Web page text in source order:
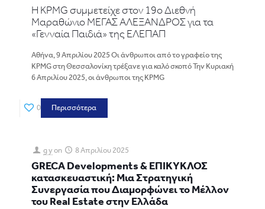
Η KPMG συμμετείχε στον 19ο Διεθνή
Μαραθώνιο ΜΕΓΑΣ ΑΛΕΞΑΝΔΡΟΣ για τα
«Γενναία Παιδιά» της ΕΛΕΠΑΠ
Αθήνα, 9 Απριλίου 2025 Οι άνθρωποι από το γραφείο της
KPMG στη Θεσσαλονίκη τρέξανε για καλό σκοπό Την Κυριακή
6 Απριλίου 2025, οι άνθρωποι της KPMG
0 Περισσότερα
g y on 8 Απριλίου 2025
GRECA Developments & ΕΠΙΚΥΚΛΟΣ
κατασκευαστική: Μια Στρατηγική
Συνεργασία που Διαμορφώνει το Μέλλον
του Real Estate στην Ελλάδα